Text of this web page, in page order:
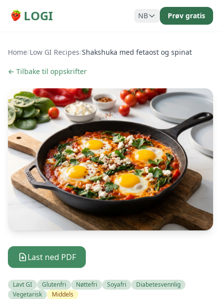
LOGI NB Prøv gratis
Home/Low GI Recipes/Shakshuka med fetaost og spinat
← Tilbake til oppskrifter
Last ned PDF
Lavt GI Glutenfri Nøttefri Soyafri
Diabetesvennlig
Vegetarisk
Middels